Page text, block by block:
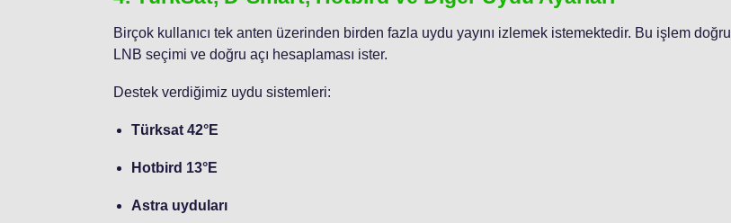
Birçok kullanıcı tek anten üzerinden birden fazla uydu yayını izlemek istemektedir. Bu işlem doğru
LNB seçimi ve doğru açı hesaplaması ister.
Destek verdiğimiz uydu sistemleri:
Türksat 42°E
Hotbird 13°E
Astra uyduları